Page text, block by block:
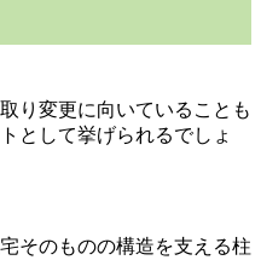
り変更に向いていることも
として挙げられるでしょ
そのものの構造を支える柱